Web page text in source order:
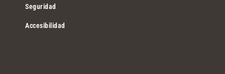
Seguridad
Accesibilidad